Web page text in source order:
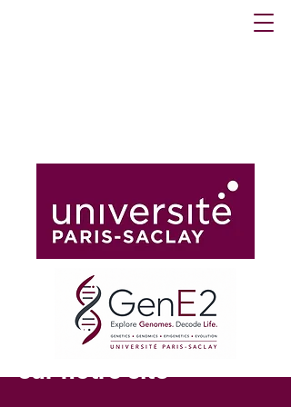
Bienvenue
sur notre site